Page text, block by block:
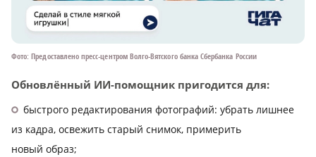
Фото: Предоставлено пресс-центром Волго-Вятского банка Сбербанка России
Обновлённый ИИ-помощник пригодится для:
быстрого редактирования фотографий: убрать лишнее
из кадра, освежить старый снимок, примерить
новый образ;